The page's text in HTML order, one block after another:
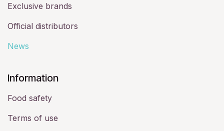
Exclusive brands
Official distributors
News
​Information
Food safety
Terms of use